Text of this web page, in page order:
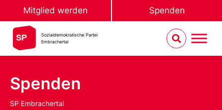
Mitglied werden Spenden
Sozialdemokratische Partei
Embrachertal
Spenden
SP Embrachertal